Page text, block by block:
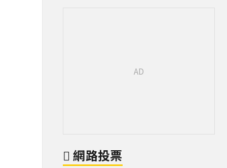
網路投票